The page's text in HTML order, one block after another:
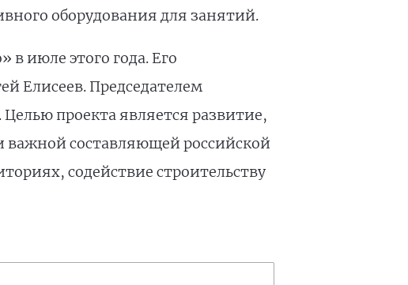
оборудования для занятий.
июле этого года. Его
Елисеев. Председателем
Целью проекта является развитие,
важной составляющей российской
содействие строительству